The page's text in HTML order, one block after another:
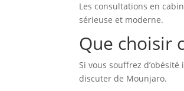
Les consultations en
sérieuse et moderne.
Que choisir
Si vous souffrez
discuter de Mounjaro.